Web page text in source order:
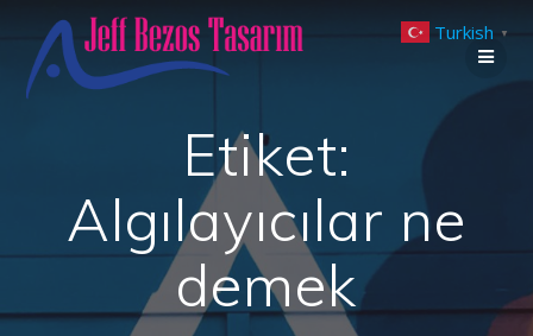
to
Etiket:
Algılayıcılar ne
demek
Turkish ▼